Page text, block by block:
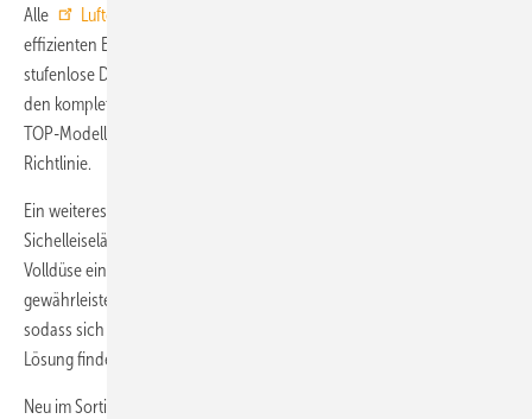
Alle Lufterhitzer der TOP-Serie
effizienten EC-Ventilatoren ausgestattet. Die EC-Elektronik bietet eine
stufenlose Drehzahlregelung mit optimalem Motorbetriebspunkt über
den kompletten Drehzahlbereich. Aufgrund ihrer Effizienz erfüllen die
TOP-Modelle auch künftig die Vorgaben der ErP(Ökodesign)-
Richtlinie.
Ein weiteres Qualitätsmerkmal der Geräte ist der geräuscharme
Sichelleiseläufer-Ventilator, der in Kombination mit der optimierten
Volldüse eine ruhige Arbeits- bzw. Aufenthaltsatmosphäre
gewährleistet. Die Top-Serie deckt einen großen Leistungsbereich ab,
sodass sich für jede Anwendungssituation eine individuell passende
Lösung finden lässt.
Neu im Sortiment ist eine Variante für sehr großen Wärmebedarf und